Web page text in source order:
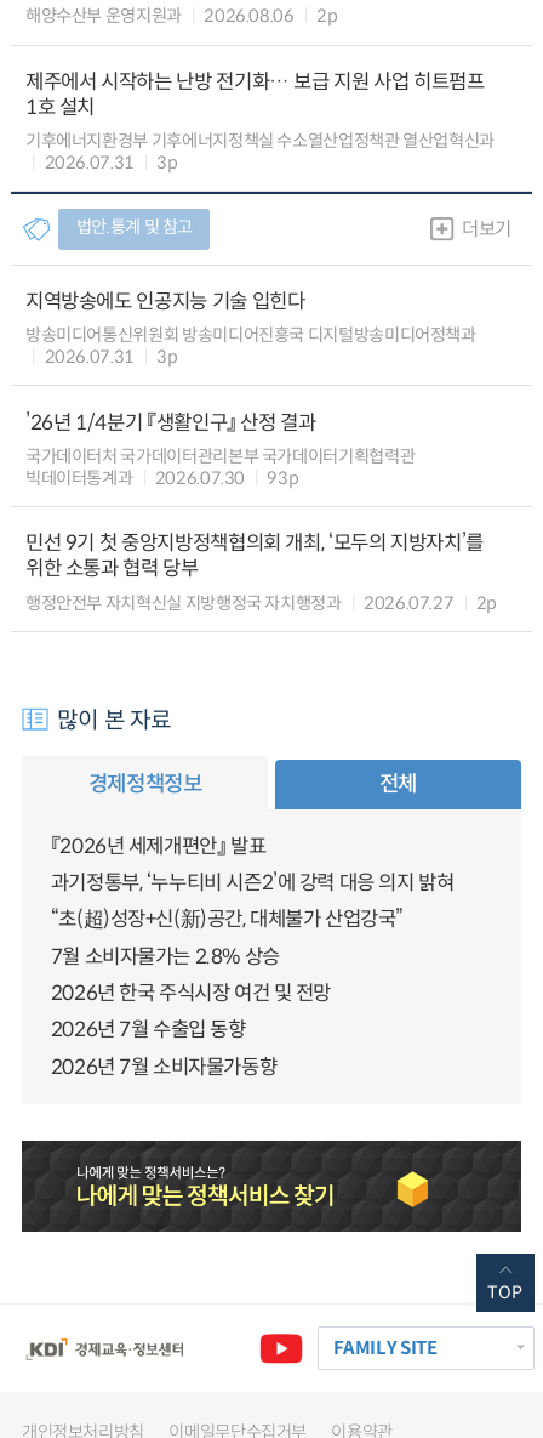
해양수산부 운영지원과 2026.08.06 2p
제주에서 시작하는 난방 전기화… 보급 지원 사업 히트펌프
1호 설치
기후에너지환경부 기후에너지정책실 수소열산업정책관 열산업혁신과
2026.07.31
3p
법안.통계 및 참고 더보기
지역방송에도 인공지능 기술 입힌다
방송미디어통신위원회 방송미디어진흥국 디지털방송미디어정책과
2026.07.31
3p
’26년 1/4분기 『생활인구』 산정 결과
국가데이터처 국가데이터관리본부 국가데이터기획협력관
빅데이터통계과
2026.07.30 93p
민선 9기 첫 중앙지방정책협의회 개최, ‘모두의 지방자치’를
위한 소통과 협력 당부
행정안전부 자치혁신실 지방행정국 자치행정과 2026.07.27 2p
많이 본 자료
경제정책정보 전체
『2026년 세제개편안』 발표
과기정통부, ‘누누티비 시즌2’에 강력 대응 의지 밝혀
“초(超)성장+신(新)공간, 대체불가 산업강국”
7월 소비자물가는 2.8% 상승
2026년 한국 주식시장 여건 및 전망
2026년 7월 수출입 동향
2026년 7월 소비자물가동향
FAMILY SITE
개인정보처리방침 이메일무단수집거부 이용약관
TOP